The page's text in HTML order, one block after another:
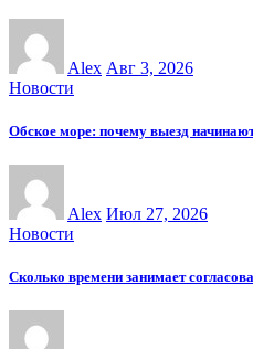
Alex Авг 3, 2026
Новости
Обское море: почему выезд
Alex Июл 27, 2026
Новости
Сколько времени занимает